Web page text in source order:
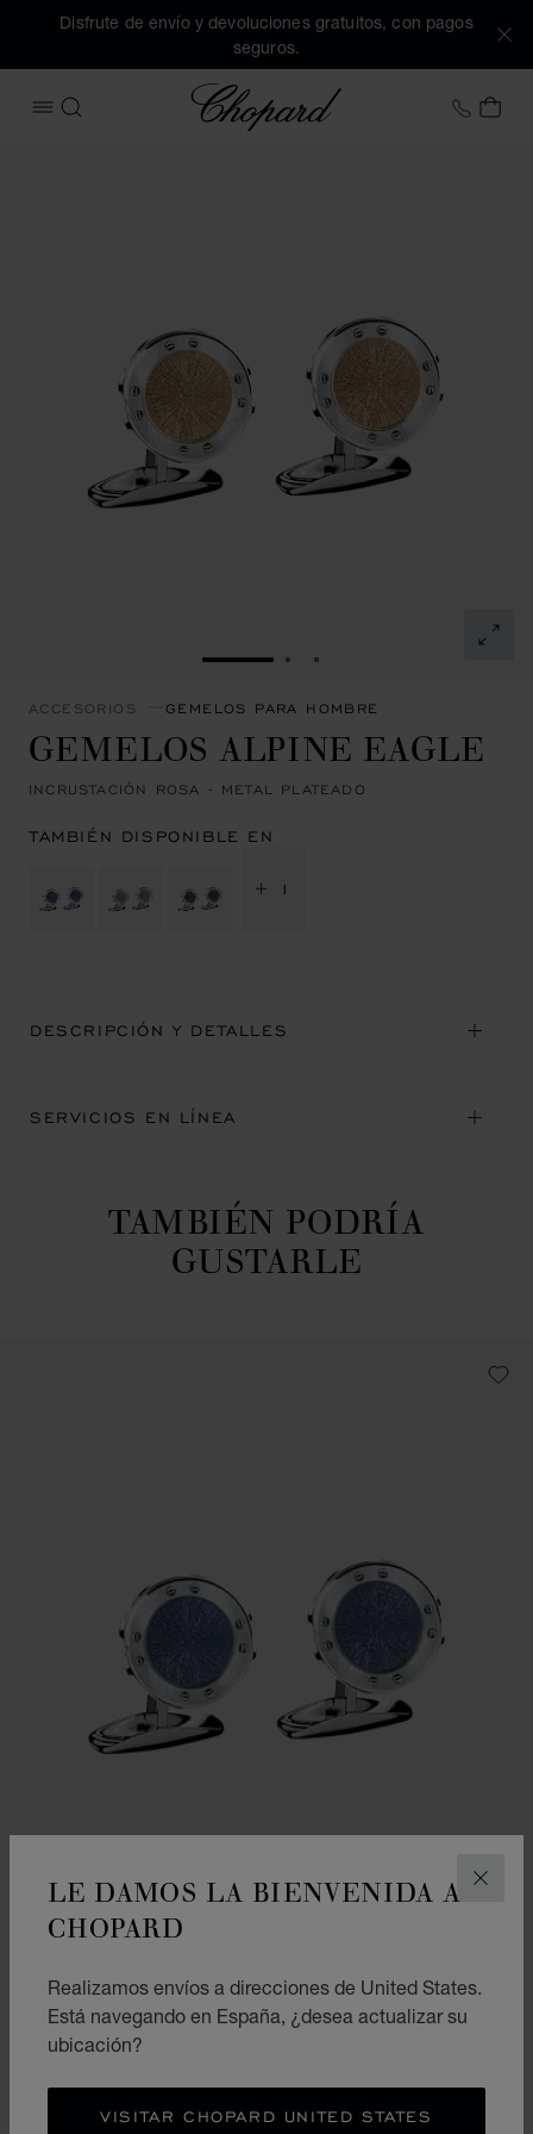
LE DAMOS LA BIENVENIDA A
CHOPARD
Realizamos envíos a direcciones de United States.
Está navegando en España, ¿desea actualizar su
ubicación?
VISITAR CHOPARD UNITED STATES
Disfrute de envío y devoluciones gratuitos, con pagos
seguros.
ABRIR MENÚ
BUSCAR
Chopard +34
MI
IR A LA DIAPOSITIVA 1
IR A LA DIAPOSITIVA 2
IR A LA DIAPOSITIVA
ACCESORIOS GEMELOS PARA HOMBRE
GEMELOS ALPINE EAGLE
INCRUSTACIÓN ROSA - METAL PLATEADO
TAMBIÉN DISPONIBLE EN
+ 1
DESCRIPCIÓN Y DETALLES
SERVICIOS EN LÍNEA
TAMBIÉN PODRÍA
GUSTARLE
GEMELOS ALPINE EAGLE
INCRUSTACIÓN AZUL - METAL PLATEADO
€ 1,200